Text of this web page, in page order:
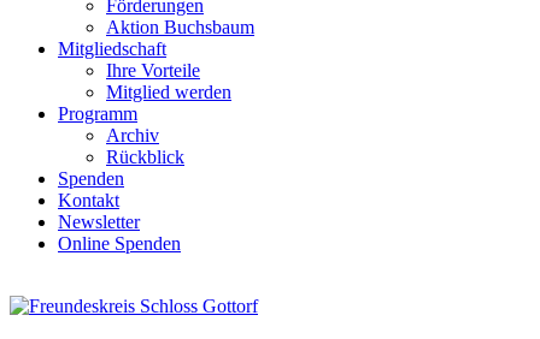
Förderungen
Aktion Buchsbaum
Mitgliedschaft
Ihre Vorteile
Mitglied werden
Programm
Archiv
Rückblick
Spenden
Kontakt
Newsletter
Online Spenden